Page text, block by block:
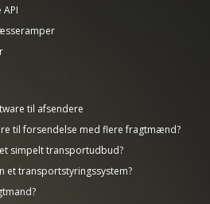
til afsendere
til forsendelse med flere fragtmænd?
simpelt transportudbud?
et transportstyringssystem?